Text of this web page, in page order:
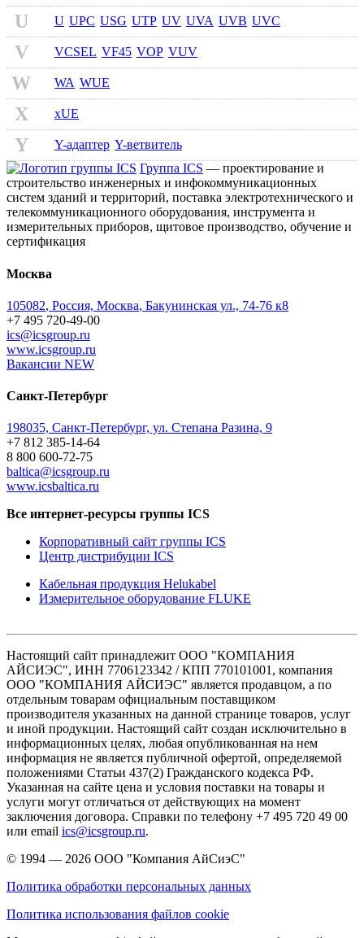
U U UPC USG UTP UV UVA UVB UVC
V VCSEL VF45 VOP VUV
W WA WUE
X xUE
Y Y-адаптер Y-ветвитель
Группа ICS — проектирование и
строительство инженерных и инфокоммуникационных
систем зданий и территорий, поставка электротехнического и
телекоммуникационного оборудования, инструмента и
измерительных приборов, щитовое производство, обучение и
сертификация
Москва
105082, Россия, Москва, Бакунинская ул., 74-76 к8
+7 495 720-49-00
ics@icsgroup.ru
www.icsgroup.ru
Вакансии NEW
Санкт-Петербург
198035, Санкт-Петербург, ул. Степана Разина, 9
+7 812 385-14-64
8 800 600-72-75
baltica@icsgroup.ru
www.icsbaltica.ru
Все интернет-ресурсы группы ICS
Корпоративный сайт группы ICS
Центр дистрибуции ICS
Кабельная продукция Helukabel
Измерительное оборудование FLUKE
Настоящий сайт принадлежит ООО "КОМПАНИЯ
АЙСИЭС", ИНН 7706123342 / КПП 770101001, компания
ООО "КОМПАНИЯ АЙСИЭС" является продавцом, а по
отдельным товарам официальным поставщиком
производителя указанных на данной странице товаров, услуг
и иной продукции. Настоящий сайт создан исключительно в
информационных целях, любая опубликованная на нем
информация не является публичной офертой, определяемой
положениями Статьи 437(2) Гражданского кодекса РФ.
Указанная на сайте цена и условия поставки на товары и
услуги могут отличаться от действующих на момент
заключения договора. Справки по телефону +7 495 720 49 00
или email ics@icsgroup.ru.
© 1994 — 2026 ООО "Компания АйСиэС"
Политика обработки персональных данных
Политика использования файлов cookie